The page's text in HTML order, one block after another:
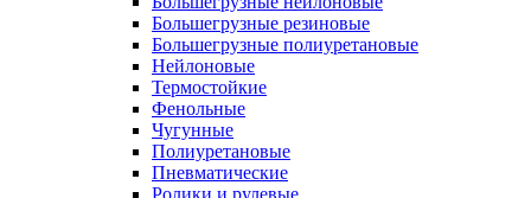
Большегрузные резиновые
Большегрузные полиуретановые
Нейлоновые
Термостойкие
Фенольные
Чугунные
Полиуретановые
Пневматические
Ролики и рулевые